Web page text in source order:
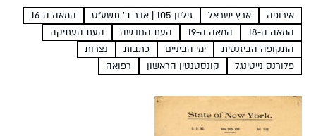
חולים נפרדים? אפי הלפרין בית החולים המודרני הוא מוסד
מקצועי מורכב ומאורגן שעובדים בו אלפי...
אירופה ארץ ישראל גיליון 105 | אדר ב׳ תשע"ט
המאה ה-16
המאה ה-18
המאה ה-19 העת החדשה
העת העתיקה
התקופה הביזנטית
ימי הביניים כתבות
נצרות
פלורנס נייטינגל
קונסטנטין הראשון רפואה